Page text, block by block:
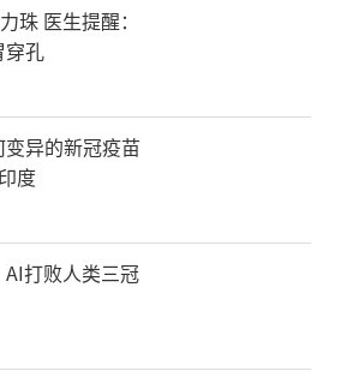
珠 医生提醒：
穿孔
异的新冠疫苗
度
打败人类三冠